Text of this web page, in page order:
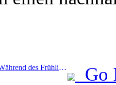
Prev:Neun Abteilungen: Während des Frühlingsfestes bieten Kettenhotels und Boutique-Gastfamilien Vorzugsleistungen an.
Go